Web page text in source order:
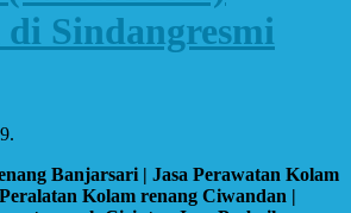
di Sindangresmi
Banjarsari | Jasa Perawatan Kolam
Kolam renang Ciwandan |